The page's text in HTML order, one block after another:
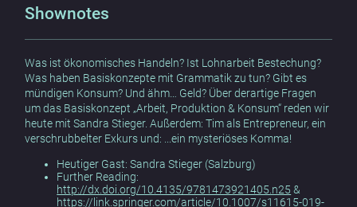
Shownotes
Was ist ökonomisches Handeln? Ist Lohnarbeit Bestechung?
Was haben Basiskonzepte mit Grammatik zu tun? Gibt es
mündigen Konsum? Und ähm… Geld? Über derartige Fragen
um das Basiskonzept „Arbeit, Produktion & Konsum“ reden wir
heute mit Sandra Stieger. Außerdem: Tim als Entrepreneur, ein
verschrubbelter Exkurs und: ...ein mysteriöses Komma!
Heutiger Gast: Sandra Stieger (Salzburg)
Further Reading:
http://dx.doi.org/10.4135/9781473921405.n25 &
https://link.springer.com/article/10.1007/s11615-019-